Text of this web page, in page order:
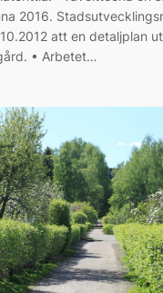
2016.
att en detaljplan
• Arbetet…